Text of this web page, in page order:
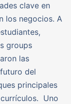
clave en
los negocios. A
groups
las
del
principales
Uno